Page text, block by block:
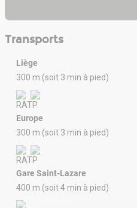
Transports
Liège
300 m (soit 3 min à pied)
Europe
300 m (soit 3 min à pied)
Gare Saint-Lazare
400 m (soit 4 min à pied)